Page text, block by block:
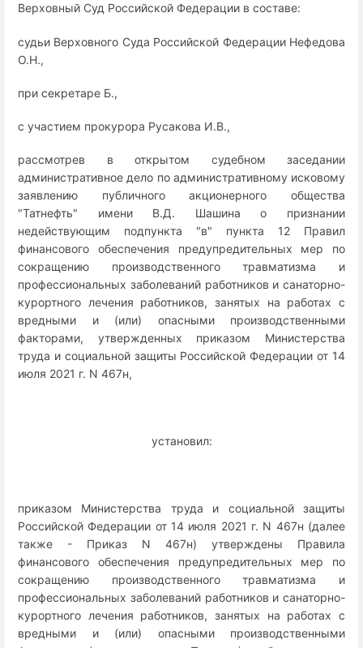
Верховный Суд Российской Федерации в составе:
судьи Верховного Суда Российской Федерации Нефедова
О.Н.,
при секретаре Б.,
с участием прокурора Русакова И.В.,
рассмотрев в открытом судебном заседании
административное дело по административному исковому
заявлению публичного акционерного общества
"Татнефть" имени В.Д. Шашина о признании
недействующим подпункта "в" пункта 12 Правил
финансового обеспечения предупредительных мер по
сокращению производственного травматизма и
профессиональных заболеваний работников и санаторно-
курортного лечения работников, занятых на работах с
вредными и (или) опасными производственными
факторами, утвержденных приказом Министерства
труда и социальной защиты Российской Федерации от 14
июля 2021 г. N 467н,
установил:
приказом Министерства труда и социальной защиты
Российской Федерации от 14 июля 2021 г. N 467н (далее
также - Приказ N 467н) утверждены Правила
финансового обеспечения предупредительных мер по
сокращению производственного травматизма и
профессиональных заболеваний работников и санаторно-
курортного лечения работников, занятых на работах с
вредными и (или) опасными производственными